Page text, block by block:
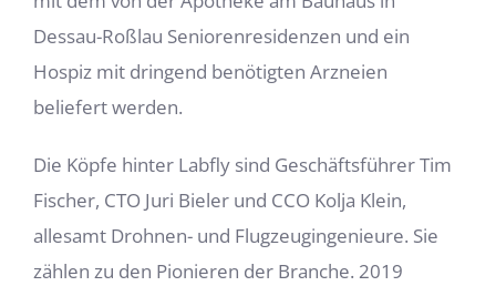
Dessau-Roßlau Seniorenresidenzen und ein
Hospiz mit dringend benötigten Arzneien
beliefert werden.
Die Köpfe hinter Labfly sind Geschäftsführer Tim
Fischer, CTO Juri Bieler und CCO Kolja Klein,
allesamt Drohnen- und Flugzeugingenieure. Sie
zählen zu den Pionieren der Branche. 2019